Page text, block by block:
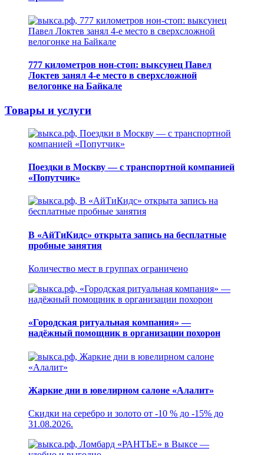
777 километров нон-стоп: выксунец Павел
Локтев занял 4-е место в сверхсложной
велогонке на Байкале
Товары и услуги
Поездки в Москву — с транспортной компанией
«Попутчик»
В «АйТиКидс» открыта запись на бесплатные
пробные занятия
Количество мест в группах ограничено
«Городская ритуальная компания» —
надёжный помощник в организации похорон
Жаркие дни в ювелирном салоне «Алалит»
Скидки на серебро и золото от -10 % до -15% до
31.08.2026.